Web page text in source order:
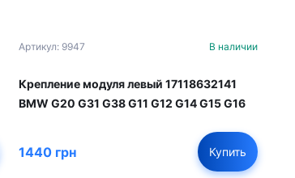
Артикул: 9947 В наличии
Крепление модуля левый 17118632141
BMW G20 G31 G38 G11 G12 G14 G15 G16
1440 грн Купить